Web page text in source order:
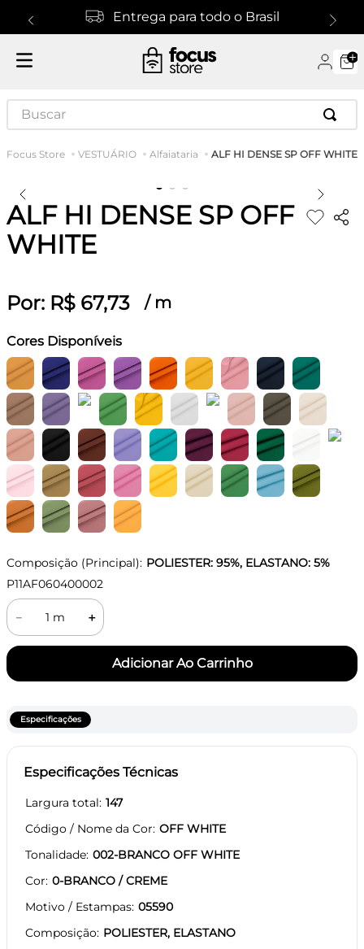
Entrega para todo o Brasil
Buscar
VESTUÁRIO Alfaiataria ALF HI DENSE SP OFF WHITE
ALF HI DENSE SP OFF
WHITE
Por: R$ 67,73 / m
Cores Disponíveis
Composição (Principal): POLIESTER: 95%, ELASTANO: 5%
P11AF060400002
＋
－
Especificações
Especificações Técnicas
Largura total 147
Código / Nome da Cor OFF WHITE
Tonalidade 002-BRANCO OFF WHITE
Cor 0-BRANCO / CREME
Motivo / Estampas 05590
Composição POLIESTER, ELASTANO